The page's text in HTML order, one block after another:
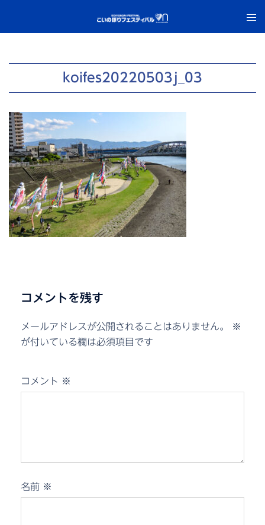
テ
ト
グ
メ
ュ
koifes20220503j_03
コメントを残す
メールアドレスが公開されることはありません。
※
が付いている欄は必須項目です
コメント ※
名前 ※